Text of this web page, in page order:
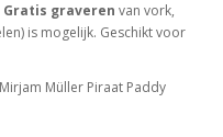
Gratis graveren van vork,
is mogelijk. Geschikt voor
Müller Piraat Paddy